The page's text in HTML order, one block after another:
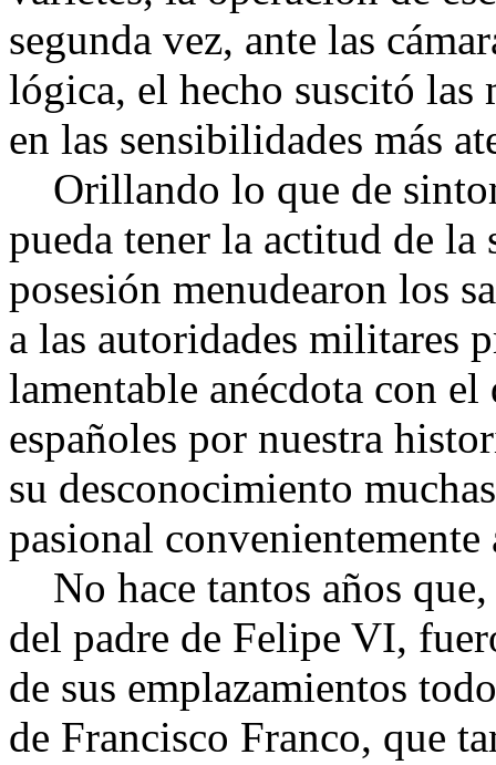
segunda vez, ante las
lógica, el hecho suscitó las
en las sensibilidades más
Orillando lo que de
pueda tener la actitud de la
posesión menudearon los
a las autoridades militares
lamentable anécdota con
españoles por nuestra
su desconocimiento
pasional convenientemente
No hace tantos años
del padre de Felipe VI,
de sus emplazamientos
de Francisco Franco, que